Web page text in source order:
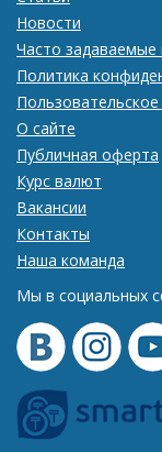
Новости
Часто задаваемые
Политика
О сайте
Публичная оферта
Курс валют
Вакансии
Контакты
Наша команда
Мы в социальных